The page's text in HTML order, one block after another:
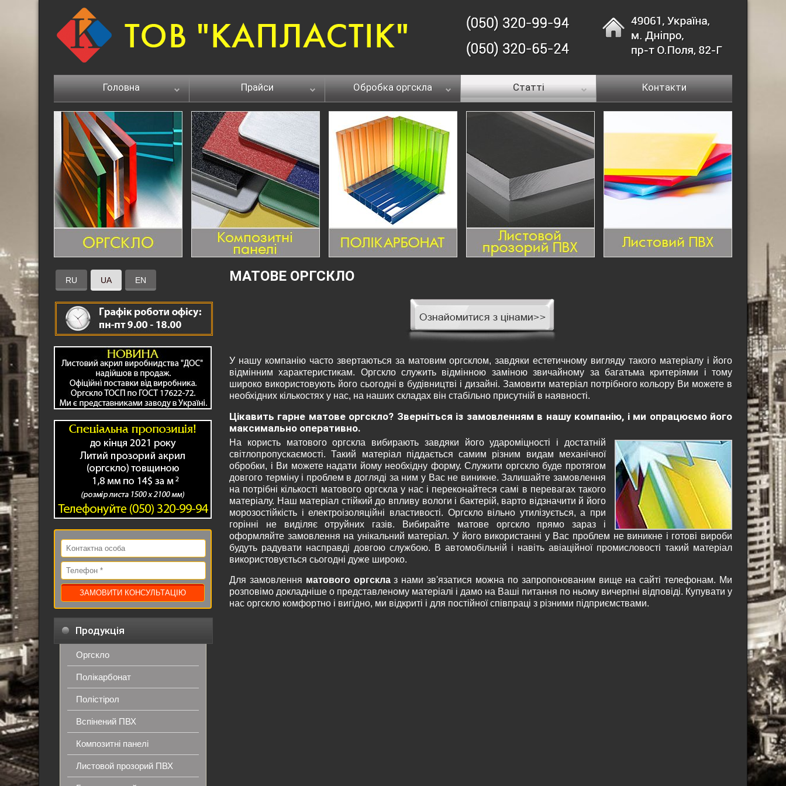
Головна Прайси Обробка оргскла Статті Контакти
RU UA EN
Продукція
Оргскло
Полікарбонат
Полістірол
Вспінений ПВХ
Композитні панелі
Листовой прозорий ПВХ
МАТОВЕ ОРГСКЛО
У нашу компанію часто звертаються за матовим оргсклом, завдяки естетичному вигляду такого матеріалу і його
відмінним характеристикам. Оргскло служить відмінною заміною звичайному за багатьма критеріями і тому
широко використовують його сьогодні в будівництві і дизайні. Замовити матеріал потрібного кольору Ви можете в
необхідних кількостях у нас, на наших складах він стабільно присутній в наявності.
Цікавить гарне матове оргскло? Зверніться із замовленням в нашу компанію, і ми опрацюємо його
максимально оперативно.
На користь матового оргскла вибирають завдяки його удароміцності і достатній
світлопропускаємості. Такий матеріал піддається самим різним видам механічної
обробки, і Ви можете надати йому необхідну форму. Служити оргскло буде протягом
довгого терміну і проблем в догляді за ним у Вас не виникне. Залишайте замовлення
на потрібні кількості матового оргскла у нас і переконайтеся самі в перевагах такого
матеріалу. Наш матеріал стійкий до впливу вологи і бактерій, варто відзначити й його
морозостійкість і електроізоляційні властивості. Оргскло вільно утилізується, а при
горінні не виділяє отруйних газів. Вибирайте матове оргскло прямо зараз і
оформляйте замовлення на унікальний матеріал. У його використанні у Вас проблем не виникне і готові вироби
будуть радувати насправді довгою службою. В автомобільній і навіть авіаційної промисловості такий матеріал
використовується сьогодні дуже широко.
Для замовлення матового оргсклаз нами зв'язатися можна по запропонованим вище на сайті телефонам. Ми
розповімо докладніше о представленому матеріалі і дамо на Ваші питання по ньому вичерпні відповіді. Купувати у
нас оргскло комфортно і вигідно, ми відкриті і для постійної співпраці з різними підприємствами.